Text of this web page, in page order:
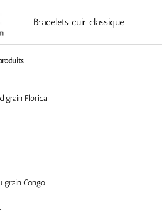
Bracelets cuir classique
grain Florida
grain Congo